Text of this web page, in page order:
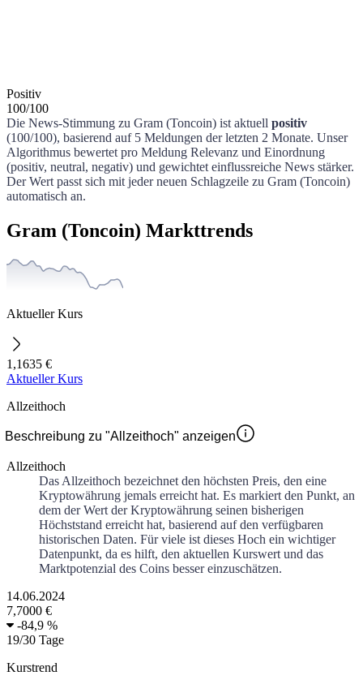
Positiv
100/100
Die News-Stimmung zu Gram (Toncoin) ist aktuell positiv
(100/100), basierend auf 5 Meldungen der letzten 2 Monate. Unser
Algorithmus bewertet pro Meldung Relevanz und Einordnung
(positiv, neutral, negativ) und gewichtet einflussreiche News stärker.
Der Wert passt sich mit jeder neuen Schlagzeile zu Gram (Toncoin)
automatisch an.
Gram (Toncoin) Markttrends
Aktueller Kurs
1,1635 €
Aktueller Kurs
Allzeithoch
Beschreibung zu "Allzeithoch" anzeigen
Allzeithoch
Das Allzeithoch bezeichnet den höchsten Preis, den eine
Kryptowährung jemals erreicht hat. Es markiert den Punkt, an
dem der Wert der Kryptowährung seinen bisherigen
Höchststand erreicht hat, basierend auf den verfügbaren
historischen Daten. Für viele ist dieses Hoch ein wichtiger
Datenpunkt, da es hilft, den aktuellen Kurswert und das
Marktpotenzial des Coins besser einzuschätzen.
14.06.2024
7,7000 €
-84,9 %
19/30 Tage
Kurstrend